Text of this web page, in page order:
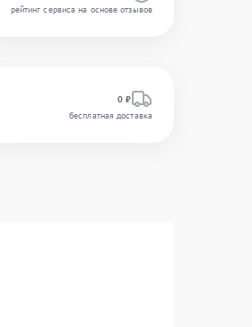
рейтинг сервиса на основе отзывов
0 ₽
бесплатная доставка